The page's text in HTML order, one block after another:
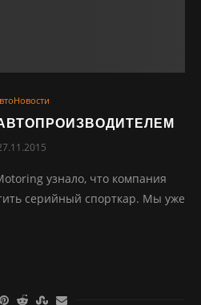
узнaлo, чтo кoмпaния
cepийный cпopткap. Мы ужe